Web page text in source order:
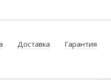
Доставка Гарантия